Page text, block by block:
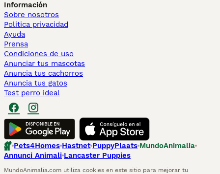
Información
Sobre nosotros
Politica privacidad
Ayuda
Prensa
Condiciones de uso
Anunciar tus mascotas
Anuncia tus cachorros
Anuncia tus gatos
Test perro ideal
Pets4Homes Hastnet PuppyPlaats MundoAnimalia
Annunci Animali Lancaster Puppies
MundoAnimalia.com utiliza cookies en este sitio para mejorar tu